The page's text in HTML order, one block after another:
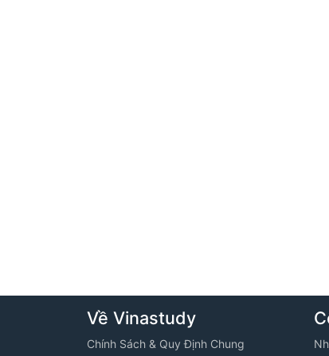
Về Vinastudy
Chính Sách & Quy Định Chung